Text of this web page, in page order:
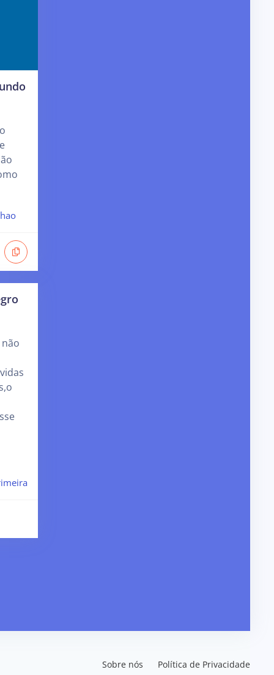
Sobre nós Política de Privacidade